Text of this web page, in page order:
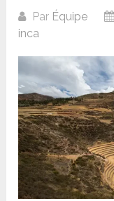
Par Équipe
inca